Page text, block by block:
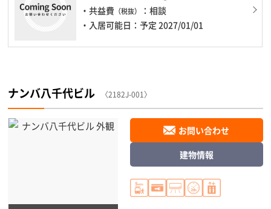
・共益費 （税抜）
：相談
・入居可能日：予定 2027/01/01
ナンバ八千代ビル 〈2182J-001〉
お問い合わせ
建物情報